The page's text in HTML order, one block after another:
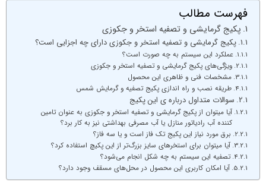
فهرست مطالب
پکیج گرمایشی و تصفیه استخر و جکوزی
پکیج گرمایشی و تصفیه استخر و جکوزی دارای چه اجزایی است؟
عملکرد این سیستم به چه صورت است؟
ویژگی‌های پکیج گرمایشی و تصفیه استخر و جکوزی
مشخصات فنی و ظاهری این محصول
طریقه نصب و راه اندازی پکیج تصفیه و گرمایش شمس
سوالات متداول درباره ی این پکیج
آیا میتوان از پکیج گرمایشی و تصفیه استخر و جکوزی به عنوان تامین
کننده آب رادیاتور منازل یا آب مصرفی بهداشتی نیز به کار برد؟
برق مورد نیاز این پکیج تک فاز است و یا سه فاز؟
آیا میتوان برای استخرهای سایز بزرگ‌تر از این پکیچ استفاده کرد؟
تصفیه این سیستم به چه شکل انجام می‌شود؟
آیا امکان کاربری این محصول در محل‌های مسقف وجود دارد؟